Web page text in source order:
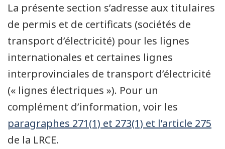
La présente section s’adresse aux titulaires
de permis et de certificats (sociétés de
transport d’électricité) pour les lignes
internationales et certaines lignes
interprovinciales de transport d’électricité
(« lignes électriques »). Pour un
complément d’information, voir les
paragraphes 271(1) et 273(1) et l’article 275
de la LRCE.